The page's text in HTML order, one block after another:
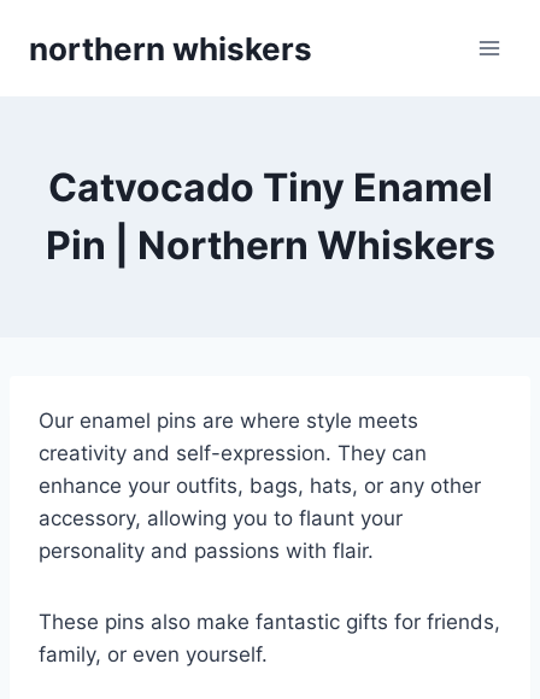
northern whiskers
Catvocado Tiny Enamel
Pin | Northern Whiskers
Our enamel pins are where style meets
creativity and self-expression. They can
enhance your outfits, bags, hats, or any other
accessory, allowing you to flaunt your
personality and passions with flair.
These pins also make fantastic gifts for friends,
family, or even yourself.